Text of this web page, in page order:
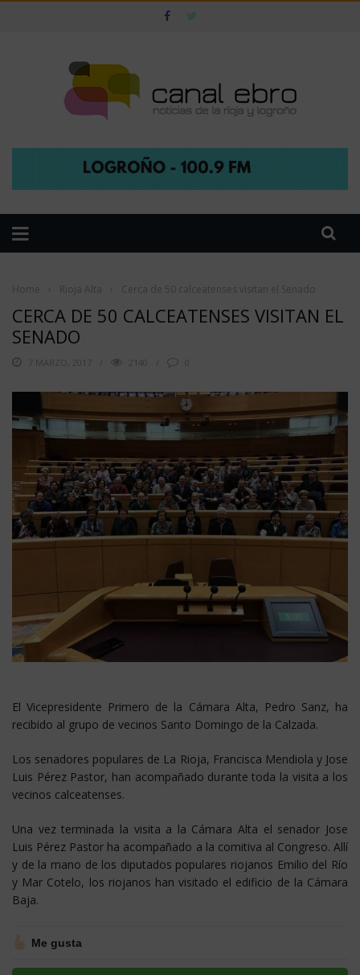
Home Rioja Alta Cerca de 50 calceatenses visitan el Senado
CERCA DE 50 CALCEATENSES VISITAN EL
SENADO
7 MARZO, 2017 2140
El Vicepresidente Primero de la Cámara Alta, Pedro Sanz, ha
recibido al grupo de vecinos Santo Domingo de la Calzada.
Los senadores populares de La Rioja, Francisca Mendiola y Jose
Luis Pérez Pastor, han acompañado durante toda la visita a los
vecinos calceatenses.
Una vez terminada la visita a la Cámara Alta el senador Jose
Luis Pérez Pastor ha acompañado a la comitiva al Congreso. Allí
y de la mano de los diputados populares riojanos Emilio del Río
y Mar Cotelo, los riojanos han visitado el edificio de la Cámara
Baja.
Me gusta